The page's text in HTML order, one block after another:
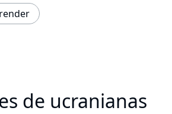
de ucranianas